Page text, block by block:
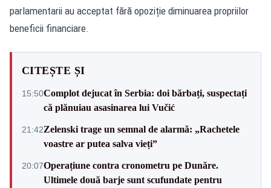
parlamentarii au acceptat fără opoziție diminuarea propriilor
beneficii financiare.
CITEȘTE ȘI
15:50Complot dejucat în Serbia: doi bărbați, suspectați
că plănuiau asasinarea lui Vučić
21:42Zelenski trage un semnal de alarmă: „Rachetele
voastre ar putea salva vieți”
20:07Operațiune contra cronometru pe Dunăre.
Ultimele două barje sunt scufundate pentru